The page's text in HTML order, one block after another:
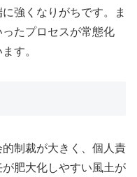
強くなりがちです。ま
たプロセスが常態化
す。
制裁が大きく、個人責
肥大化しやすい風土が